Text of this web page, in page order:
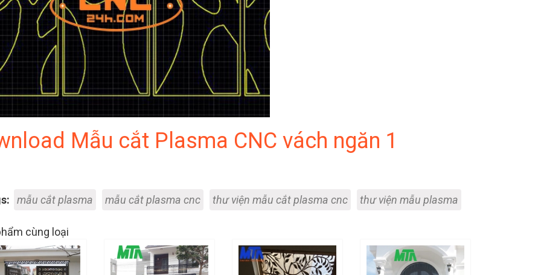
Mẫu cắt Plasma CNC vách ngăn 1
mẫu cắt plasma mẫu cắt plasma cnc thư viện mẫu cắt plasma cnc thư viện mẫu plasma
cùng loại